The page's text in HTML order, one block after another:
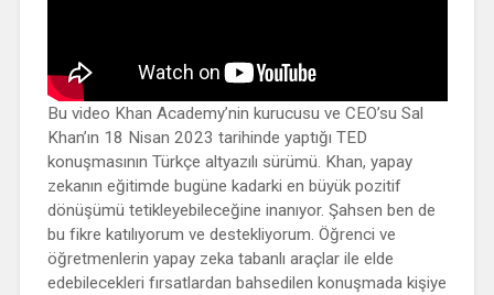
Bu video Khan Academy’nin kurucusu ve CEO’su Sal
Khan’ın 18 Nisan 2023 tarihinde yaptığı TED
konuşmasının Türkçe altyazılı sürümü. Khan, yapay
zekanın eğitimde bugüne kadarki en büyük pozitif
dönüşümü tetikleyebileceğine inanıyor. Şahsen ben de
bu fikre katılıyorum ve destekliyorum. Öğrenci ve
öğretmenlerin yapay zeka tabanlı araçlar ile elde
edebilecekleri fırsatlardan bahsedilen konuşmada kişiye